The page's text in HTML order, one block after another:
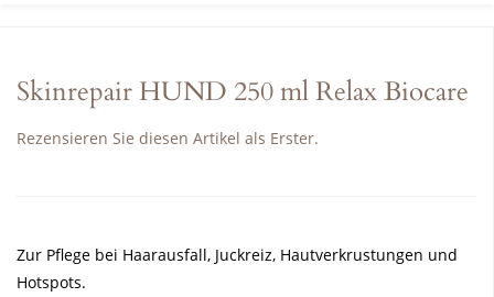
Skinrepair HUND 250 ml Relax Biocare
Rezensieren Sie diesen Artikel als Erster.
Zur Pflege bei Haarausfall, Juckreiz, Hautverkrustungen und
Hotspots.